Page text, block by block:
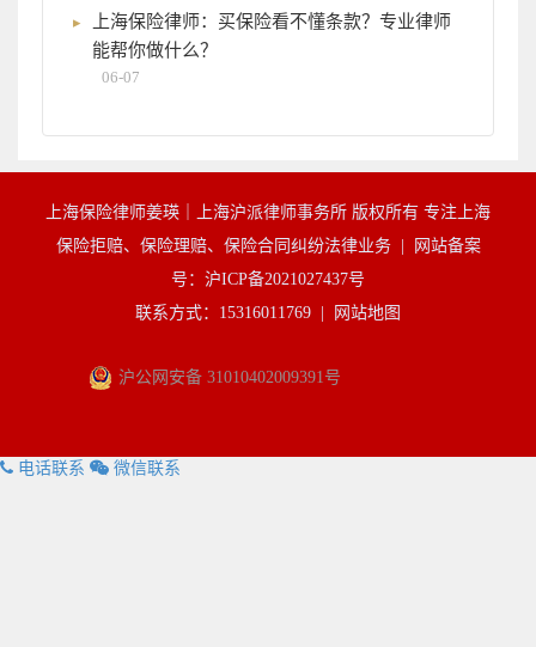
上海保险律师：买保险看不懂条款？专业律师
能帮你做什么？
06-07
上海保险律师姜瑛｜上海沪派律师事务所 版权所有 专注上海
保险拒赔、保险理赔、保险合同纠纷法律业务 |
网站备案
号：沪ICP备2021027437号
联系方式：15316011769 |
网站地图
沪公网安备 31010402009391号
电话联系 微信联系